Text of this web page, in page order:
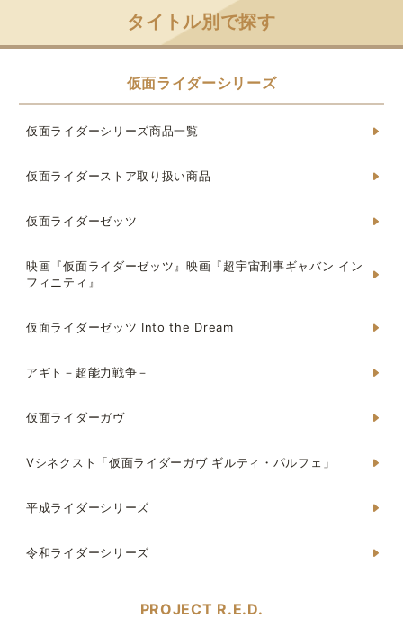
タイトル別で探す
仮面ライダーシリーズ
仮面ライダーシリーズ商品一覧
仮面ライダーストア取り扱い商品
仮面ライダーゼッツ
映画『仮面ライダーゼッツ』映画『超宇宙刑事ギャバン イン
フィニティ』
仮面ライダーゼッツ Into the Dream
アギト－超能力戦争－
仮面ライダーガヴ
Vシネクスト「仮面ライダーガヴ ギルティ・パルフェ」
平成ライダーシリーズ
令和ライダーシリーズ
PROJECT R.E.D.